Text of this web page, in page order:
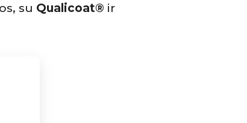
su Qualicoat® ir